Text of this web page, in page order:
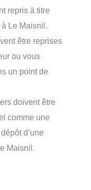
repris à titre
Le Maisnil.
être reprises
ou vous
un point de
doivent être
comme une
d’une
Maisnil.